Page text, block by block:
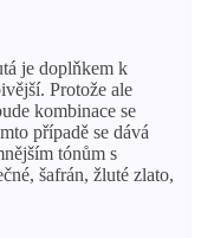
je doplňkem k
Protože ale
kombinace se
případě se dává
tónům s
šafrán, žluté zlato,